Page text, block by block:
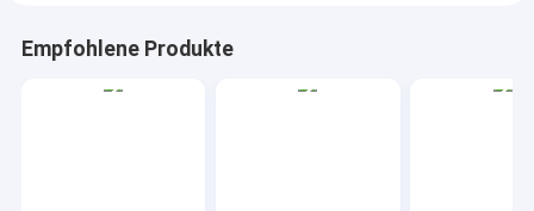
Empfohlene Produkte